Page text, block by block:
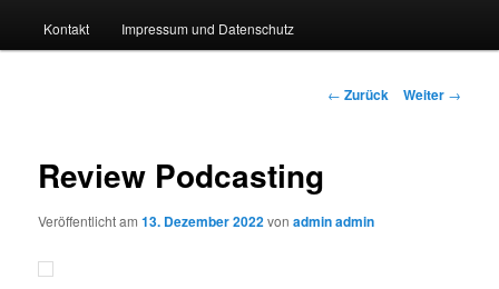
Kontakt Impressum und Datenschutz
Beitrags-
← Zurück Weiter →
Review Podcasting
Veröffentlicht am13. Dezember 2022vonadmin admin